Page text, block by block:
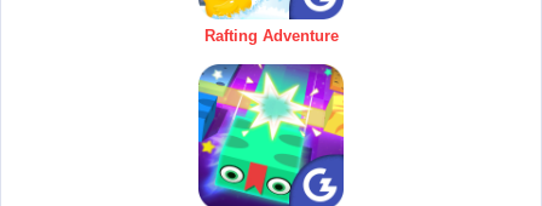
Rafting Adventure